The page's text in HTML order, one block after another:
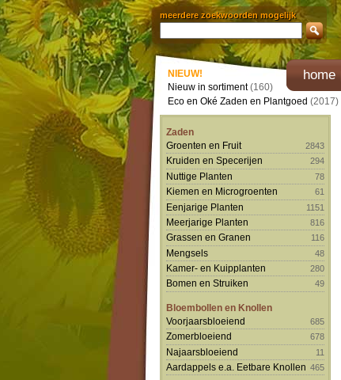
meerdere zoekwoorden mogelijk
home
NIEUW!
Nieuw in sortiment(160)
Eco en Oké Zaden en Plantgoed (2017)
Zaden
Groenten en Fruit
2843
Kruiden en Specerijen 294
Nuttige Planten 78
Kiemen en Microgroenten 61
Eenjarige Planten 1151
Meerjarige Planten 816
Grassen en Granen 116
Mengsels 48
Kamer- en Kuipplanten 280
Bomen en Struiken 49
Bloembollen en Knollen
Voorjaarsbloeiend
685
Zomerbloeiend 678
Najaarsbloeiend 11
Aardappels e.a. Eetbare Knollen 465